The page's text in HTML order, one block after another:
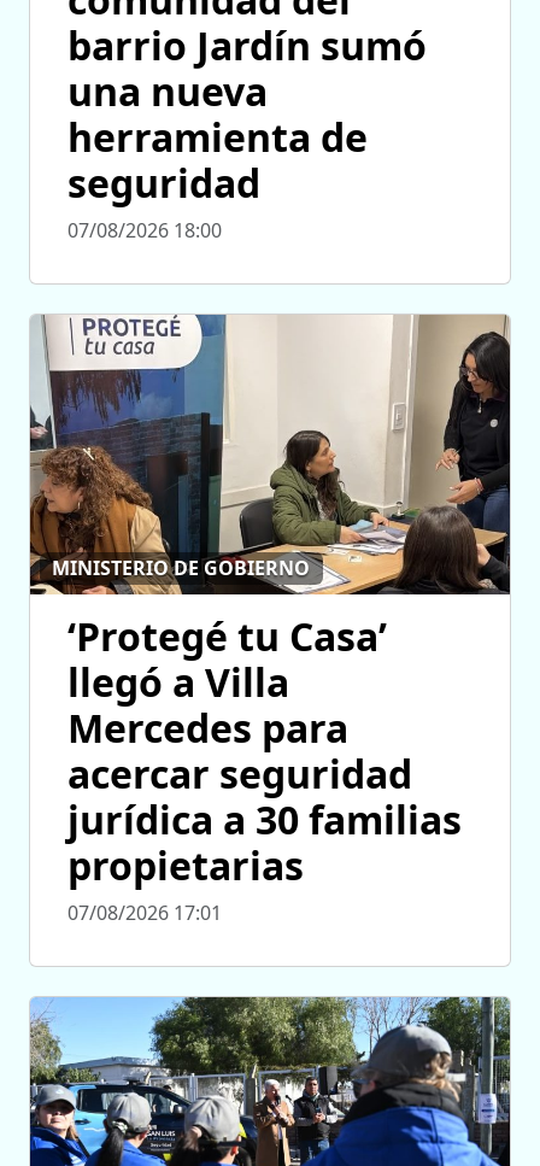
barrio Jardín sumó
una nueva
herramienta de
seguridad
07/08/2026 18:00
MINISTERIO DE GOBIERNO
‘Protegé tu Casa’
llegó a Villa
Mercedes para
acercar seguridad
jurídica a 30 familias
propietarias
07/08/2026 17:01